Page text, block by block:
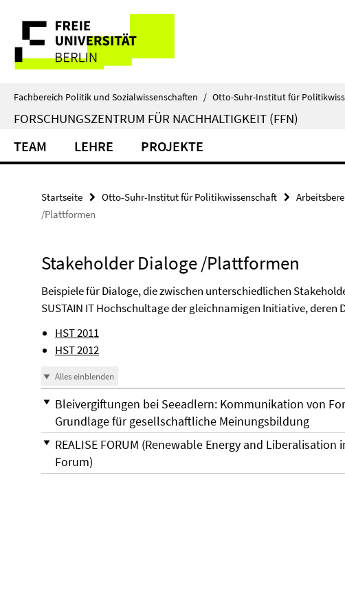
direkt
Inhalt
Service-
Navigation
Fachbereich Politik und Sozialwissenschaften / Otto-Suhr-Institut für
FORSCHUNGSZENTRUM FÜR NACHHALTIGKEIT (FFN)
TEAM LEHRE PROJEKTE
Startseite Otto-Suhr-Institut für Politikwissenschaft
/Plattformen
Stakeholder Dialoge /Plattformen
Beispiele für Dialoge, die zwischen unterschiedlichen
SUSTAIN IT Hochschultage der gleichnamigen Initiative, deren
HST 2011
HST 2012
Alles einblenden
Bleivergiftungen bei Seeadlern: Kommunikation von
Grundlage für gesellschaftliche Meinungsbildung
REALISE FORUM (Renewable Energy and
Forum)